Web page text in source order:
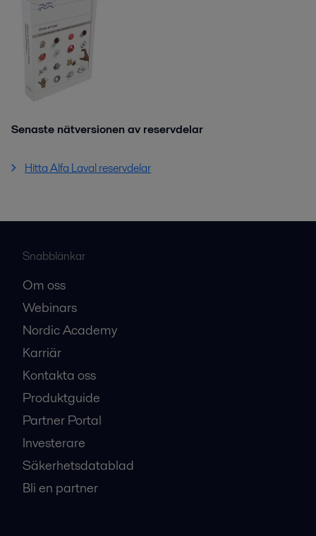
Senaste nätversionen av reservdelar
Hitta Alfa Laval reservdelar
Snabblänkar
Om oss
Webinars
Nordic Academy
Karriär
Kontakta oss
Produktguide
Partner Portal
Investerare
Säkerhetsdatablad
Bli en partner